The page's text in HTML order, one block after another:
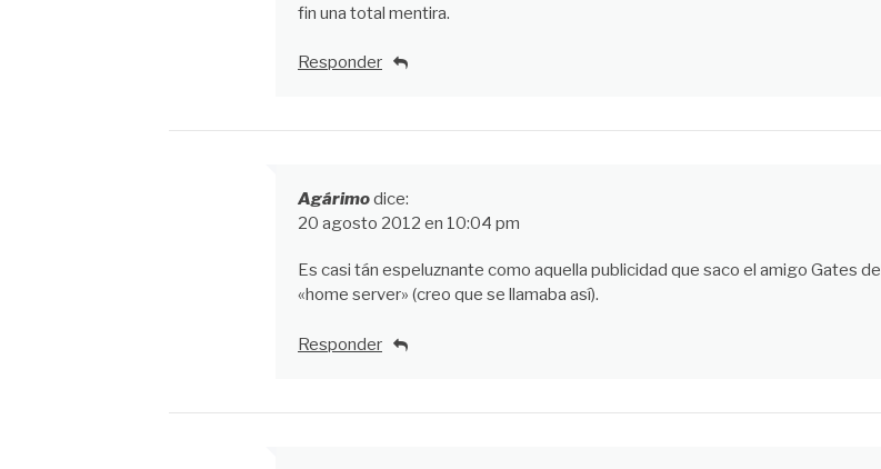
fin una total mentira.
Responder
Agárimodice:
20 agosto 2012 en 10:04 pm
Es casi tán espeluznante como aquella publicidad que saco el amigo Gates del
«home server» (creo que se llamaba así).
Responder